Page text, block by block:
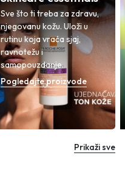
Sve što ti treba za zdravu,
njegovanu kožu. Uloži u
rutinu koja vraća sjaj,
ravnotežu i
samopouzdanje.
Pogledajte proizvode
Prikaži sve